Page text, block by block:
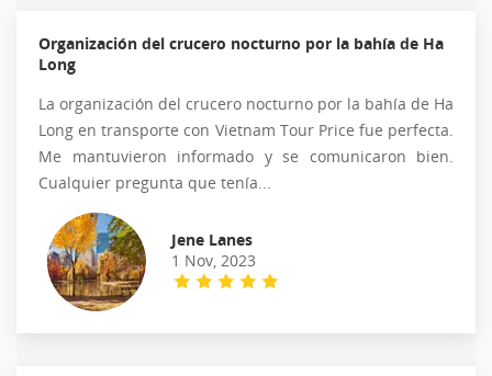
Organización del crucero nocturno por la bahía de Ha
Long
La organización del crucero nocturno por la bahía de Ha
Long en transporte con Vietnam Tour Price fue perfecta.
Me mantuvieron informado y se comunicaron bien.
Cualquier pregunta que tenía...
Jene Lanes
1 Nov, 2023